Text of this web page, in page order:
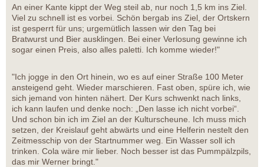
An einer Kante kippt der Weg steil ab, nur noch 1,5 km ins Ziel.
Viel zu schnell ist es vorbei. Schön bergab ins Ziel, der Ortskern
ist gesperrt für uns; urgemütlich lassen wir den Tag bei
Bratwurst und Bier ausklingen. Bei einer Verlosung gewinne ich
sogar einen Preis, also alles paletti. Ich komme wieder!"
"Ich jogge in den Ort hinein, wo es auf einer Straße 100 Meter
ansteigend geht. Wieder marschieren. Fast oben, spüre ich, wie
sich jemand von hinten nähert. Der Kurs schwenkt nach links,
ich kann laufen und denke noch: „Den lasse ich nicht vorbei“.
Und schon bin ich im Ziel an der Kulturscheune. Ich muss mich
setzen, der Kreislauf geht abwärts und eine Helferin nestelt den
Zeitmesschip von der Startnummer weg. Ein Wasser soll ich
trinken. Cola wäre mir lieber. Noch besser ist das Pummpälzpils,
das mir Werner bringt."